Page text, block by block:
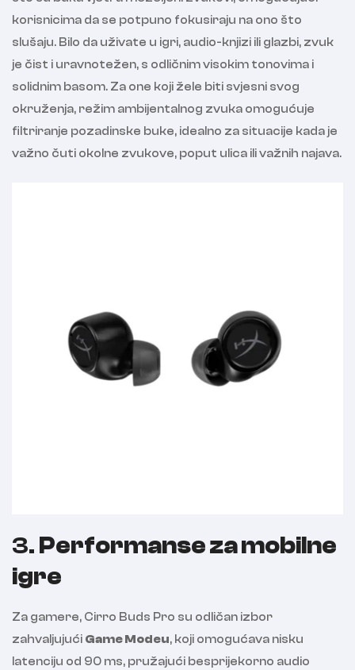
korisnicima da se potpuno fokusiraju na ono što
slušaju. Bilo da uživate u igri, audio-knjizi ili glazbi, zvuk
je čist i uravnotežen, s odličnim visokim tonovima i
solidnim basom. Za one koji žele biti svjesni svog
okruženja, režim ambijentalnog zvuka omogućuje
filtriranje pozadinske buke, idealno za situacije kada je
važno čuti okolne zvukove, poput ulica ili važnih najava.
3. Performanse za mobilne
igre
Za gamere, Cirro Buds Pro su odličan izbor
zahvaljujući Game Modeu, koji omogućava nisku
latenciju od 90 ms, pružajući besprijekorno audio